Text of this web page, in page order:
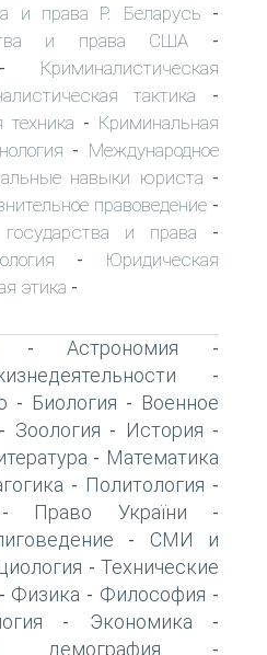
и права Р. Беларусь -
и права США -
Криминалистическая
тактика -
техника - Криминальная
- Международное
навыки юриста -
правоведение -
и права -
-
Юридическая
этика -
-Астрономия -
-
- Биология - Военное
- Зоология - История -
- Математика
- Политология -
Право України -
- СМИ и
- Технические
Физика - Философия -
- Экономика -
демография -